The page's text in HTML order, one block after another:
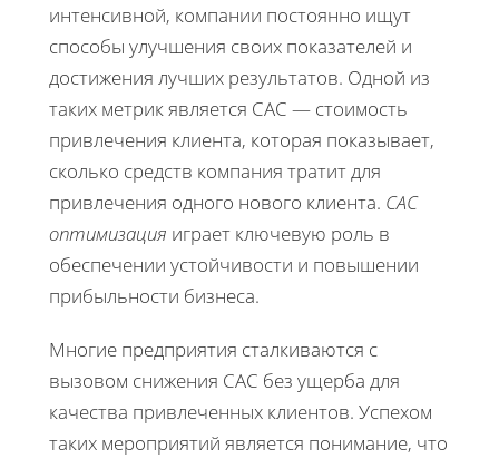
интенсивной, компании постоянно ищут
способы улучшения своих показателей и
достижения лучших результатов. Одной из
таких метрик является CAC — стоимость
привлечения клиента, которая показывает,
сколько средств компания тратит для
привлечения одного нового клиента. CAC
оптимизация играет ключевую роль в
обеспечении устойчивости и повышении
прибыльности бизнеса.
Многие предприятия сталкиваются с
вызовом снижения CAC без ущерба для
качества привлеченных клиентов. Успехом
таких мероприятий является понимание, что